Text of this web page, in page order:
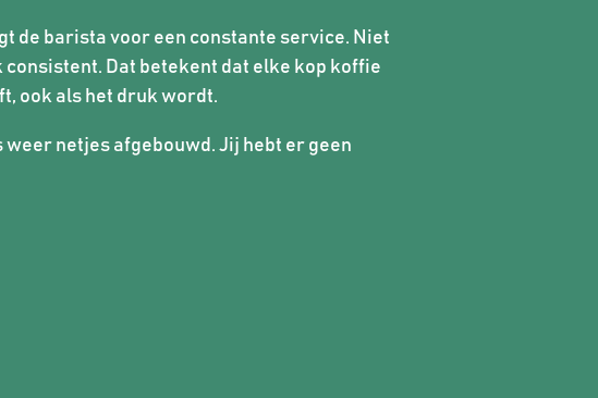
de barista voor een constante service. Niet
consistent. Dat betekent dat elke kop koffie
ook als het druk wordt.
weer netjes afgebouwd. Jij hebt er geen